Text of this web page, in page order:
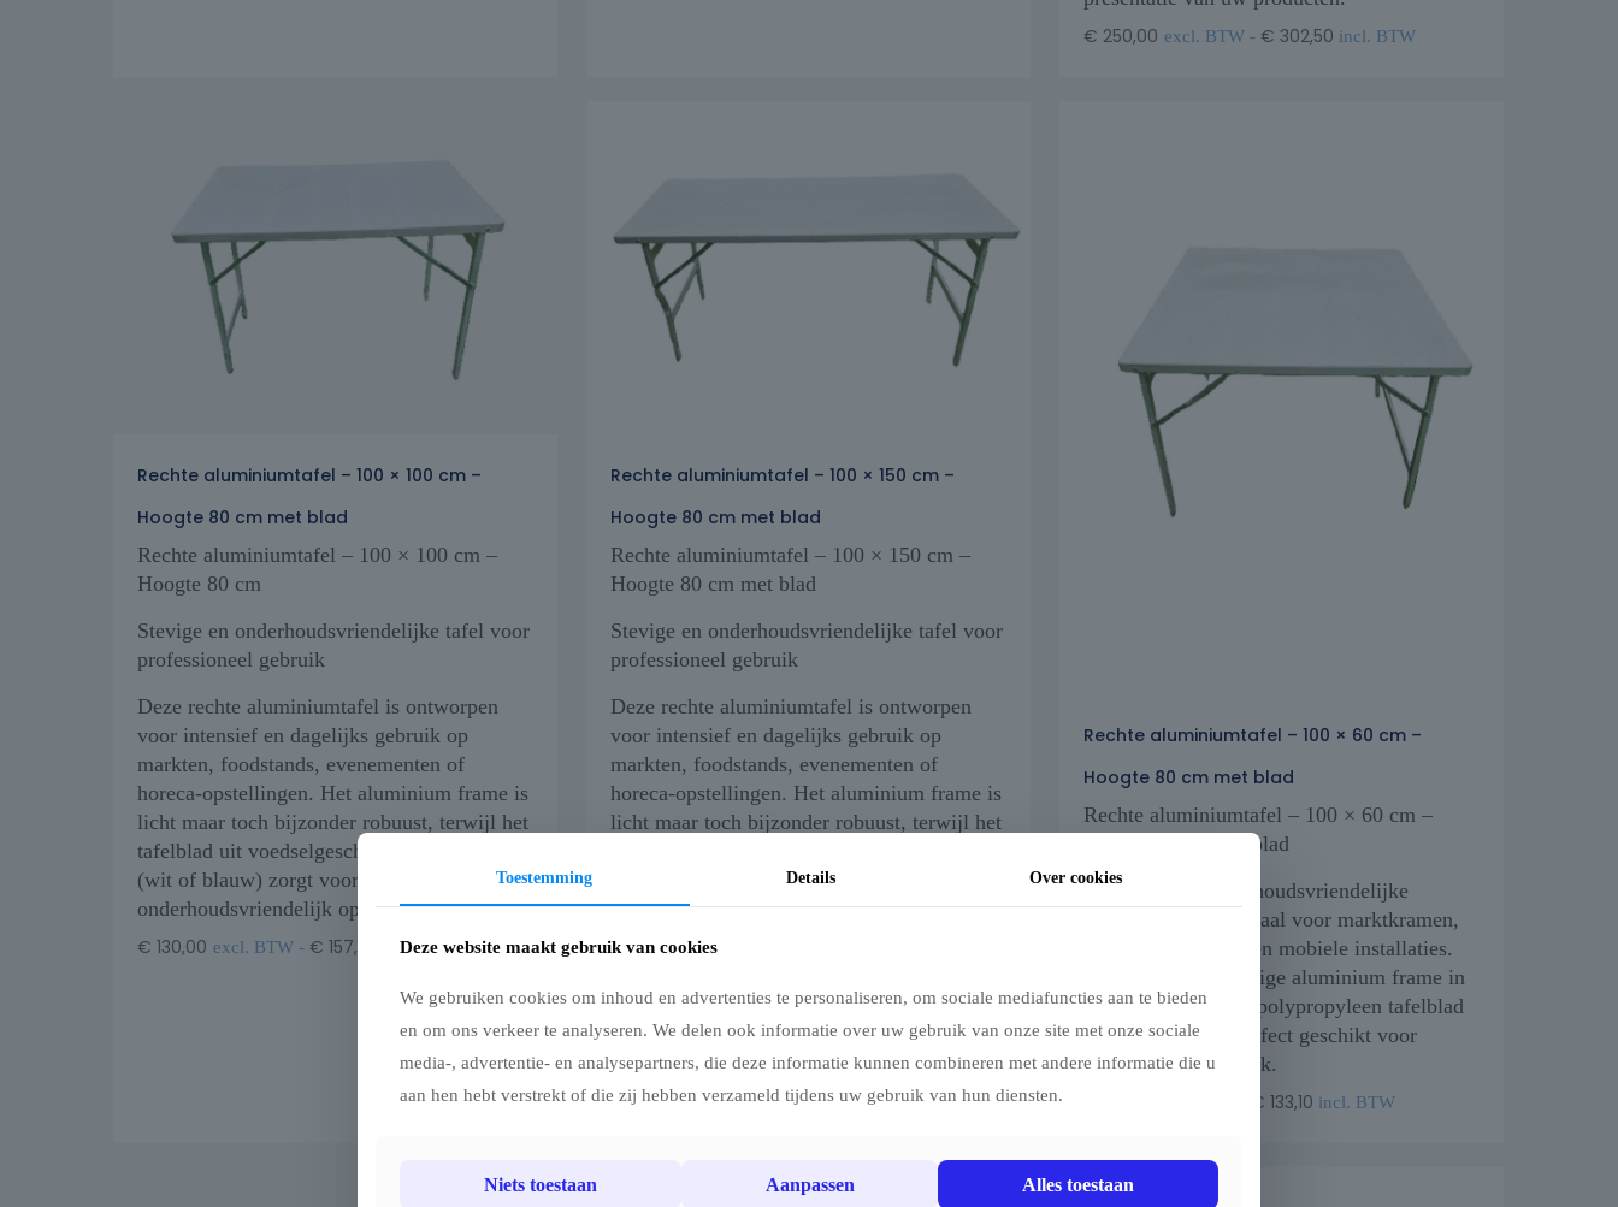
€ 250,00 excl. BTW - € 302,50 incl. BTW
Rechte aluminiumtafel – 100 × 100 cm –
Hoogte 80 cm met blad
Rechte aluminiumtafel – 100 × 100 cm –
Hoogte 80 cm
Stevige en onderhoudsvriendelijke tafel voor
professioneel gebruik
Deze rechte aluminiumtafel is ontworpen
voor intensief en dagelijks gebruik op
markten, foodstands, evenementen of
horeca-opstellingen. Het aluminium frame is
licht maar toch bijzonder robuust, terwijl het
tafelblad uit voedselgeschikt polypropyleen
(wit of blauw) zorgt voor een hygiënisch en
onderhoudsvriendelijk oppervlak.
€ 130,00 excl. BTW - € 157,30 incl. BTW
Rechte aluminiumtafel – 100 × 150 cm –
Hoogte 80 cm met blad
Rechte aluminiumtafel – 100 × 150 cm –
Hoogte 80 cm met blad
Stevige en onderhoudsvriendelijke tafel voor
professioneel gebruik
Deze rechte aluminiumtafel is ontworpen
voor intensief en dagelijks gebruik op
markten, foodstands, evenementen of
horeca-opstellingen. Het aluminium frame is
licht maar toch bijzonder robuust, terwijl het
(wit of blauw) zorgt voor een hygiënisch en
onderhoudsvriendelijk oppervlak.
€140,00 excl. BTW -
Rechte aluminiumtafel – 100 × 60 cm –
Hoogte 80 cm met blad
Rechte aluminiumtafel – 100 × 60 cm –
Hoogte 80 cm met blad
Compacte en onderhoudsvriendelijke
aluminium tafel, ideaal voor marktkramen,
foodtrucks, horeca en mobiele installaties.
Het lichte maar stevige aluminium frame in
combinatie met het polypropyleen tafelblad
maakt deze tafel perfect geschikt voor
professioneel gebruik.
€ 133,10 incl. BTW
Toestemming Details Over cookies
Deze website maakt gebruik van cookies
We gebruiken cookies om inhoud en advertenties te personaliseren, om sociale mediafuncties aan te bieden
en om ons verkeer te analyseren. We delen ook informatie over uw gebruik van onze site met onze sociale
media-, advertentie- en analysepartners, die deze informatie kunnen combineren met andere informatie die u
aan hen hebt verstrekt of die zij hebben verzameld tijdens uw gebruik van hun diensten.
Niets toestaan Aanpassen Alles toestaan